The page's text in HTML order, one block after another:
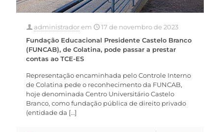
administradorem
17 de novembro de 2023
Fundação Educacional Presidente Castelo Branco
(FUNCAB), de Colatina, pode passar a prestar
contas ao TCE-ES
Representação encaminhada pelo Controle Interno
de Colatina pede o reconhecimento da FUNCAB,
hoje denominada Centro Universitário Castelo
Branco, como fundação pública de direito privado
(entidade da […]